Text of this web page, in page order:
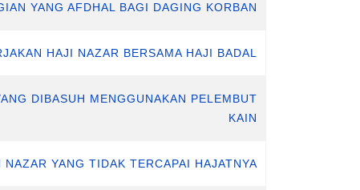
YANG AFDHAL BAGI DAGING KORBAN
HAJI NAZAR BERSAMA HAJI BADAL
DIBASUH MENGGUNAKAN PELEMBUT
KAIN
YANG TIDAK TERCAPAI HAJATNYA